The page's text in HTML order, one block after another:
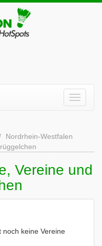
Nordrhein-Westfalen
Vereine und
noch keine Vereine